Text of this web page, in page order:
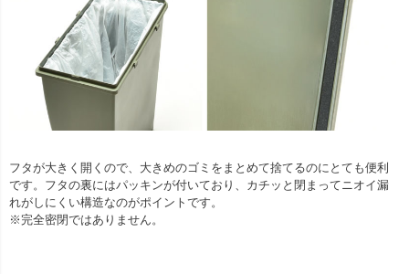
フタが大きく開くので、大きめのゴミをまとめて捨てるのにとても便利
です。フタの裏にはパッキンが付いており、カチッと閉まってニオイ漏
れがしにくい構造なのがポイントです。
※完全密閉ではありません。